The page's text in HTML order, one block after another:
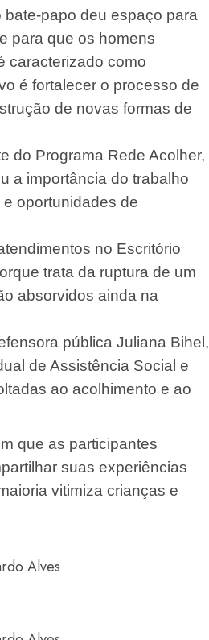
papo deu espaço para
para que os homens
caracterizado como
é fortalecer o processo de
de novas formas de
do Programa Rede Acolher,
a importância do trabalho
oportunidades de
no Escritório
trata da ruptura de um
absorvidos ainda na
pública Juliana Bihel,
de Assistência Social e
ao acolhimento e ao
que as participantes
suas experiências
vitimiza crianças e
Alves